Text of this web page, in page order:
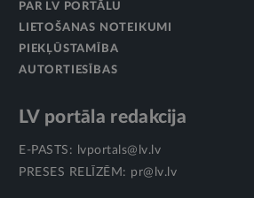
PAR LV PORTĀLU
LIETOŠANAS NOTEIKUMI
PIEKĻŪSTAMĪBA
AUTORTIESĪBAS
LV portāla redakcija
E-PASTS:
lvportals@lv.lv
PRESES RELĪZĒM: pr@lv.lv